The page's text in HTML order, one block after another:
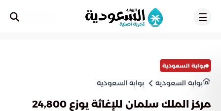
بوابة السعودية
بوابة السعودية بوابة السعودية
مركز الملك سلمان للإغاثة يوزع 24,800